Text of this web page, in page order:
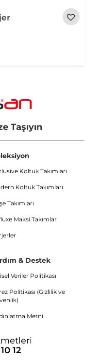
Taşıyın
Koltuk Takımları
Koltuk Takımları
Takımları
Maksi Takımlar
& Destek
Veriler Politikası
Politikası (Gizlilik ve
Metni
12